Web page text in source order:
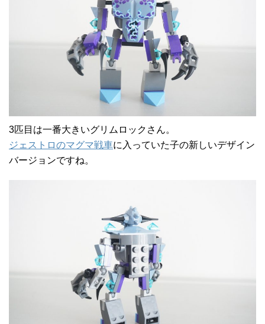
3匹目は一番大きいグリムロックさん。
ジェストロのマグマ戦車に入っていた子の新しいデザイン
バージョンですね。